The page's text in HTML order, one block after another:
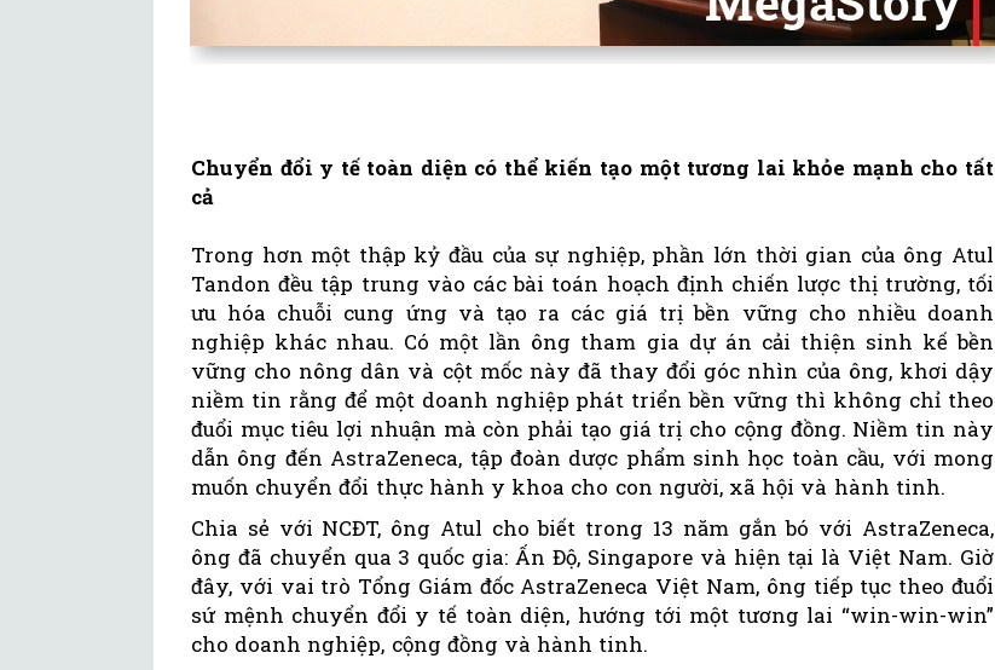
Chuyển đổi y tế toàn diện có thể kiến tạo một tương lai khỏe mạnh cho tất
cả
Trong hơn một thập kỷ đầu của sự nghiệp, phần lớn thời gian của ông Atul
Tandon đều tập trung vào các bài toán hoạch định chiến lược thị trường, tối
ưu hóa chuỗi cung ứng và tạo ra các giá trị bền vững cho nhiều doanh
nghiệp khác nhau. Có một lần ông tham gia dự án cải thiện sinh kế bền
vững cho nông dân và cột mốc này đã thay đổi góc nhìn của ông, khơi dậy
niềm tin rằng để một doanh nghiệp phát triển bền vững thì không chỉ theo
đuổi mục tiêu lợi nhuận mà còn phải tạo giá trị cho cộng đồng. Niềm tin này
dẫn ông đến AstraZeneca, tập đoàn dược phẩm sinh học toàn cầu, với mong
muốn chuyển đổi thực hành y khoa cho con người, xã hội và hành tinh.
Chia sẻ với NCĐT, ông Atul cho biết trong 13 năm gắn bó với AstraZeneca,
ông đã chuyển qua 3 quốc gia: Ấn Độ, Singapore và hiện tại là Việt Nam. Giờ
đây, với vai trò Tổng Giám đốc AstraZeneca Việt Nam, ông tiếp tục theo đuổi
sứ mệnh chuyển đổi y tế toàn diện, hướng tới một tương lai “win-win-win”
cho doanh nghiệp, cộng đồng và hành tinh.